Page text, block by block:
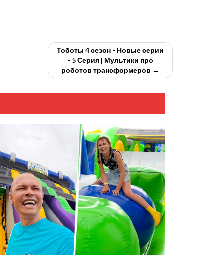
Тоботы 4 сезон - Новые серии
- 5 Серия | Мультики про
роботов трансформеров →